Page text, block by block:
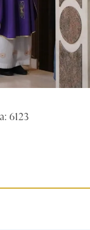
6123